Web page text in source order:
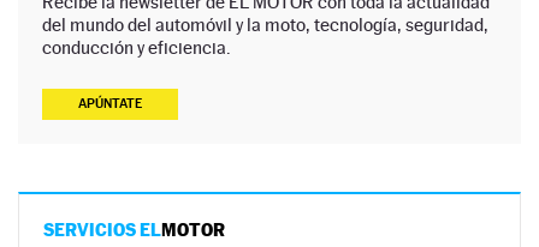
del mundo del automóvil y la moto, tecnología, seguridad,
conducción y eficiencia.
APÚNTATE
SERVICIOS ELMOTOR